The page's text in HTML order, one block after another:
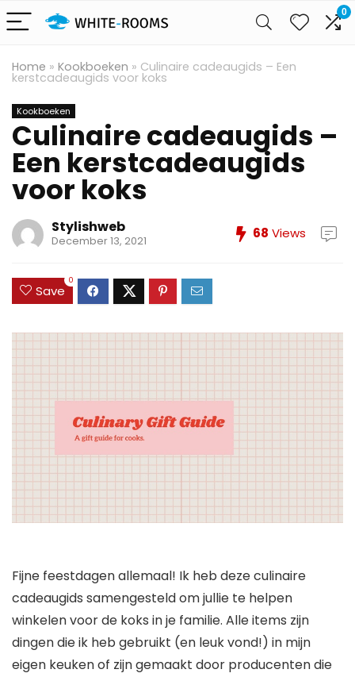
0
Home » Kookboeken » Culinaire cadeaugids – Een
kerstcadeaugids voor koks
Kookboeken
Culinaire cadeaugids –
Een kerstcadeaugids
voor koks
Stylishweb
December 13, 2021 68 Views
Save
0
Fijne feestdagen allemaal! Ik heb deze culinaire
cadeaugids samengesteld om jullie te helpen
winkelen voor de koks in je familie. Alle items zijn
dingen die ik heb gebruikt (en leuk vond!) in mijn
eigen keuken of zijn gemaakt door producenten die